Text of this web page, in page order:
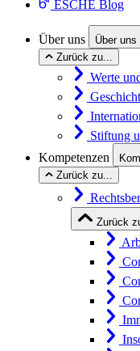
ESCHE Blog
Über uns
Über uns
Zurück zu...
Werte
Stiftung
Kompetenzen
Zurück zu...
Zurück